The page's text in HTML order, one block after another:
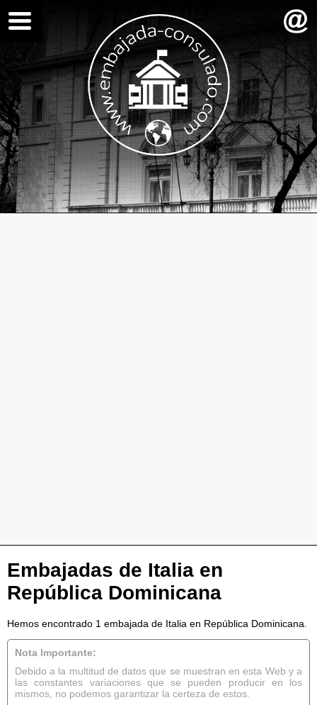
Embajadas de Italia en
República Dominicana
Hemos encontrado 1 embajada de Italia en República Dominicana.
Nota Importante:
Debido a la multitud de datos que se muestran en esta Web y a
las constantes variaciones que se pueden producir en los
mismos, no podemos garantizar la certeza de estos.